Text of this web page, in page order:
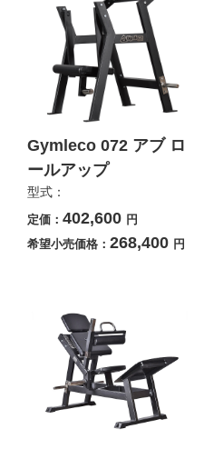
Gymleco 072 アブ ロ
ールアップ
型式：
定価： 402,600 円
希望小売価格： 268,400 円